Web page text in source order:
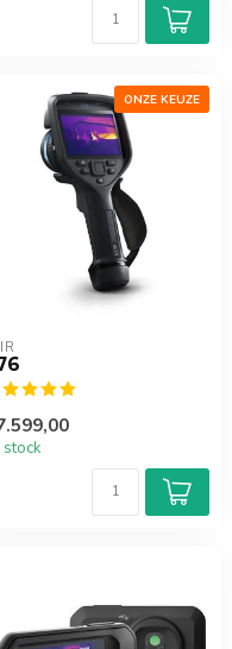
ONZE KEUZE
stock